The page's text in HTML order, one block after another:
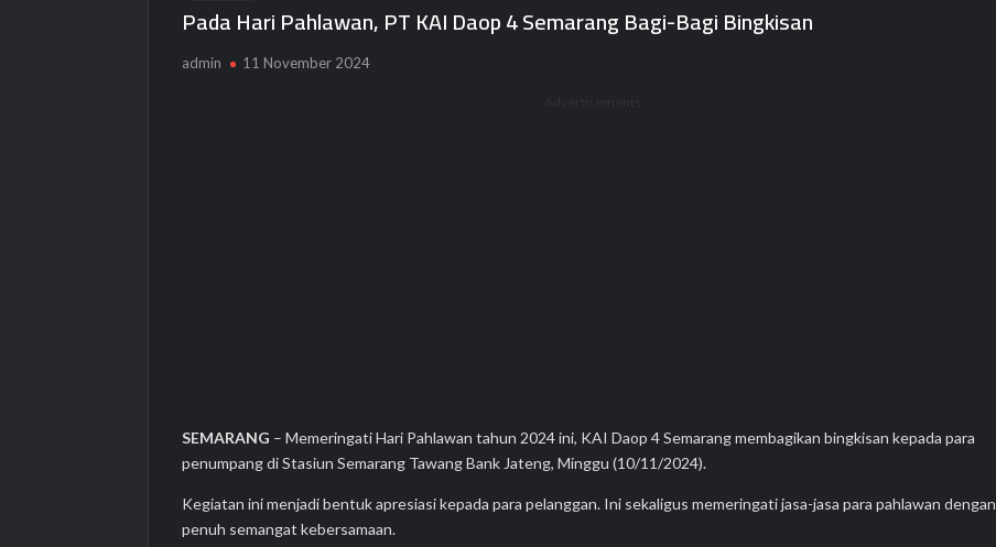
Pada Hari Pahlawan, PT KAI Daop 4 Semarang Bagi-Bagi Bingkisan
admin 11 November 2024
SEMARANG – Memeringati Hari Pahlawan tahun 2024 ini, KAI Daop 4 Semarang membagikan bingkisan kepada para
penumpang di Stasiun Semarang Tawang Bank Jateng, Minggu (10/11/2024).
Kegiatan ini menjadi bentuk apresiasi kepada para pelanggan. Ini sekaligus memeringati jasa-jasa para pahlawan dengan
penuh semangat kebersamaan.